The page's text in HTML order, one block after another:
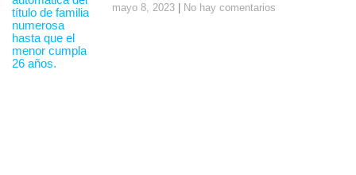
mayo 8, 2023 No hay comentarios